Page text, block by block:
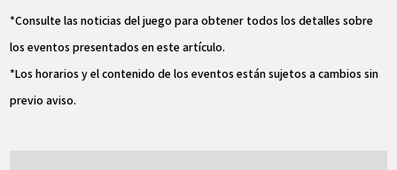
*Consulte las noticias del juego para obtener todos los detalles sobre
los eventos presentados en este artículo.
*Los horarios y el contenido de los eventos están sujetos a cambios sin
previo aviso.